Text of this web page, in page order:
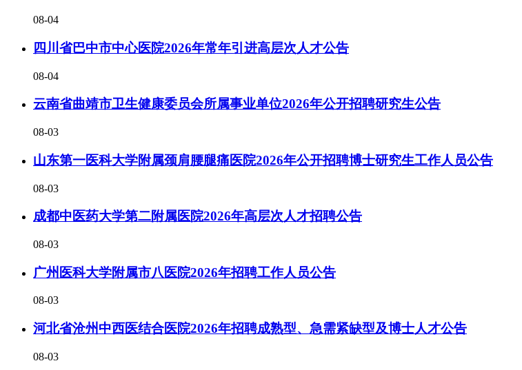
08-04
四川省巴中市中心医院2026年常年引进高层次人才公告
08-04
云南省曲靖市卫生健康委员会所属事业单位2026年公开招聘研究生公告
08-03
山东第一医科大学附属颈肩腰腿痛医院2026年公开招聘博士研究生工作人员公告
08-03
成都中医药大学第二附属医院2026年高层次人才招聘公告
08-03
广州医科大学附属市八医院2026年招聘工作人员公告
08-03
河北省沧州中西医结合医院2026年招聘成熟型、急需紧缺型及博士人才公告
08-03